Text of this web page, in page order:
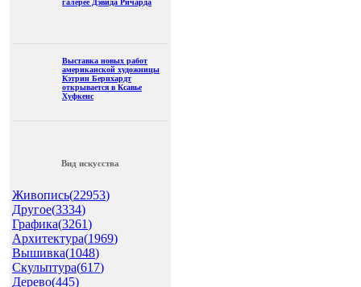
галерее Дэвида Ричарда
Выставка новых работ
американской художницы
Кэтрин Бернхардт
открывается в Ксавье
Хуфкенс
Вид искусства
Живопись(22953)
Другое(3334)
Графика(3261)
Архитектура(1969)
Вышивка(1048)
Скульптура(617)
Дерево(445)